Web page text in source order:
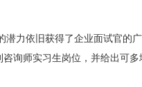
潜力依旧获得了企业面试官的
咨询师实习生岗位，并给出可